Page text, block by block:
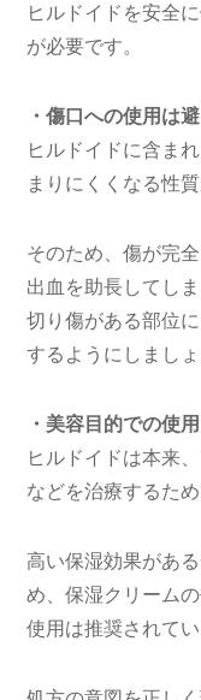
ヒルドイドを安全
が必要です。
・傷口への使用は
ヒルドイドに含ま
まりにくくなる性
そのため、傷が完
出血を助長してし
切り傷がある部位
するようにしましょ
・美容目的での使
ヒルドイドは本来
などを治療するた
高い保湿効果があ
め、保湿クリーム
使用は推奨されてい